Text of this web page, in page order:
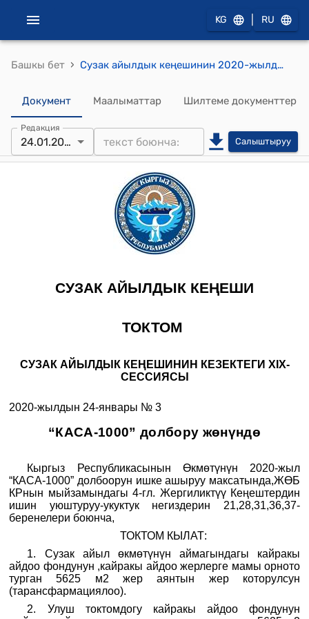
KG RU
Башкы бет › Сузак айылдык кеңешинин 2020-жылдын 24-январындагы № 3 “КАСА-1000” долбору жөнүндө" токтому
Документ Маалыматтар Шилтеме документтер
Редакция
24.01.2020 Салыштыруу